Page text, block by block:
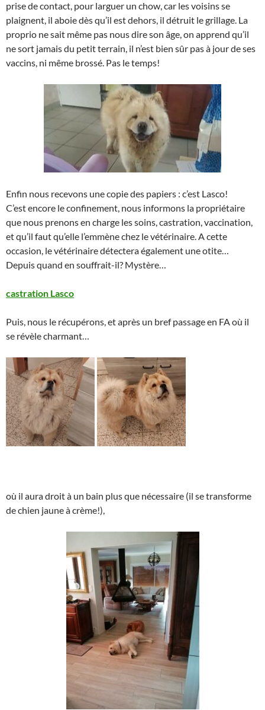
prise de contact, pour larguer un chow, car les voisins se
plaignent, il aboie dès qu’il est dehors, il détruit le grillage. La
proprio ne sait même pas nous dire son âge, on apprend qu’il
ne sort jamais du petit terrain, il n’est bien sûr pas à jour de ses
vaccins, ni même brossé. Pas le temps!
Enfin nous recevons une copie des papiers : c’est Lasco!
C’est encore le confinement, nous informons la propriétaire
que nous prenons en charge les soins, castration, vaccination,
et qu’il faut qu’elle l’emmène chez le vétérinaire. A cette
occasion, le vétérinaire détectera également une otite…
Depuis quand en souffrait-il? Mystère…
castration Lasco
Puis, nous le récupérons, et après un bref passage en FA où il
se révèle charmant…
où il aura droit à un bain plus que nécessaire (il se transforme
de chien jaune à crème!),